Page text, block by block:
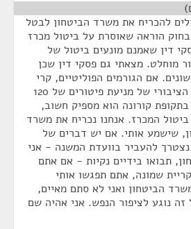
להכריח את משרד הביטחון לבטל
הוראה שאוסרת על ביטול מכרז
דין שאמנם מונעים ביטול של
מוחלט. מצאתי גם פסקי דין שכן
אם הגורמים הפוליטיים, קרי
אנחנו, יחשבו שהשיקול הציבורי של מניעת פיטורים של 120
קורונה הוא מספיק חשוב,
המכרז. אנחנו נכריח את משרד
שישמע אותי. אם יש דברים של
להעביר בוועדת המשנה - אני
תבואו בידיים נקיות - אם אתם
שמונה, אתם תפגשו אותי
הביטחון ואני לא סתם מאיים,
זה נוגע לציפור הנפש. אני אהיה שם